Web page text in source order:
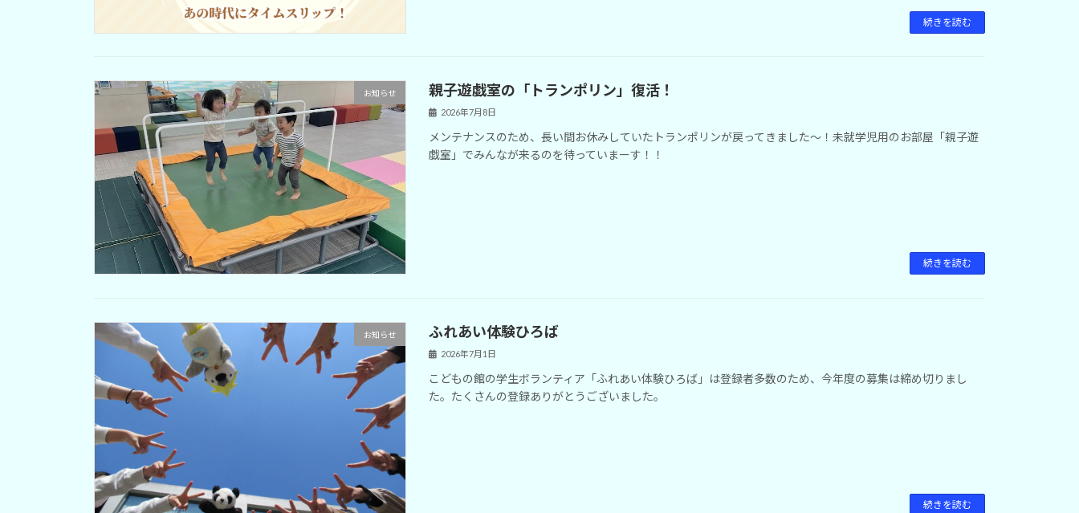
続きを読む
お知らせ 親子遊戯室の「トランポリン」復活！
2026年7月8日
メンテナンスのため、長い間お休みしていたトランポリンが戻ってきました～！未就学児用のお部屋「親子遊
戯室」でみんなが来るのを待っていまーす！！
続きを読む
お知らせ ふれあい体験ひろば
2026年7月1日
こどもの館の学生ボランティア「ふれあい体験ひろば」は登録者多数のため、今年度の募集は締め切りまし
た。たくさんの登録ありがとうございました。
続きを読む